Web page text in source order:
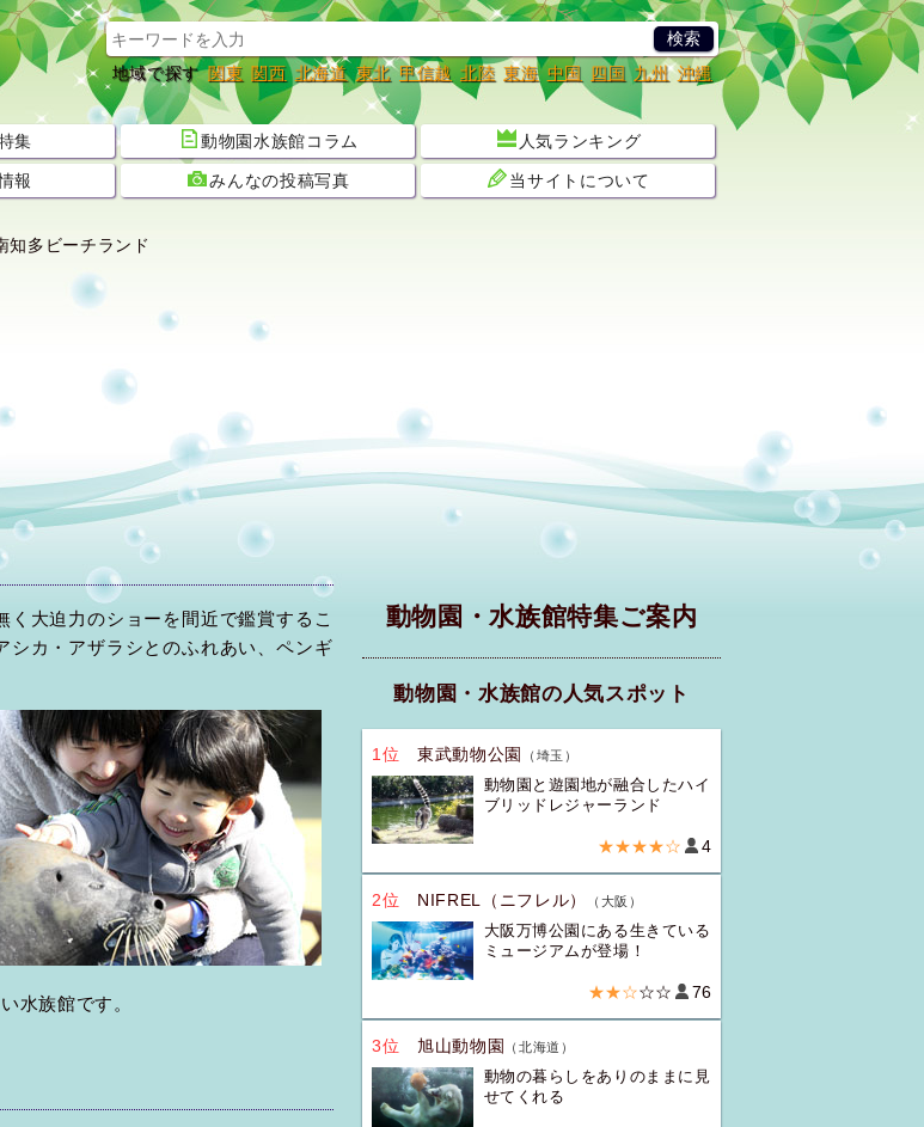
地域で探す 関東 関西 北海道 東北 甲信越 北陸 東海 中国 四国 九州 沖縄
集 動物園水族館コラム 人気ランキング
報 みんなの投稿写真 当サイトについて
知多ビーチランド
く大迫力のショーを間近で鑑賞するこ
シカ・アザラシとのふれあい、ペンギ
水族館です。
動物園・水族館特集ご案内
動物園・水族館の人気スポット
1位 東武動物公園 （埼玉）
動物園と遊園地が融合したハイ
ブリッドレジャーランド
★★★★☆ 4
2位 NIFREL（ニフレル） （大阪）
大阪万博公園にある生きている
ミュージアムが登場！
★★☆☆☆ 76
3位 旭山動物園 （北海道）
動物の暮らしをありのままに見
せてくれる